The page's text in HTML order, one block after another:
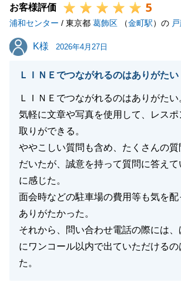
お気軽にお申し付けくださいませ。
お客様評価 5
浦和センター / 東京都 葛飾区 （金町駅）の
K様
K様 2026年4月27日
ＬＩＮＥでつながれるのはありがたい
ＬＩＮＥでつながれるのはありがたい
気軽に文章や写真を使用して、レスポ
取りができる。
ややこしい質問も含め、たくさんの質
だいたが、誠意を持って質問に答えて
に感じた。
面会時などの駐車場の費用等も気を配
ありがたかった。
それから、問い合わせ電話の際には
にワンコール以内で出ていただけるの
た。